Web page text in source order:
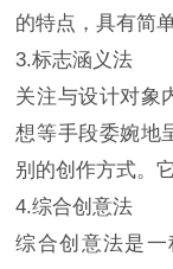
的特点，具有简
3.标志涵义法
关注与设计对象
想等手段委婉地
别的创作方式。
4.综合创意法
综合创意法是